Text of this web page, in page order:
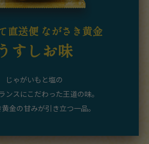
直送便 ながさき黄金
うすしお味
じゃがいもと塩の
ンスにこだわった王道の味。
金の甘みが引き立つ一品。